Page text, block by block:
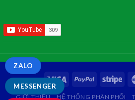
GIỚI THIỆU HỆ THỐNG PHÂN PHỐI
MESSENGER
ZALO